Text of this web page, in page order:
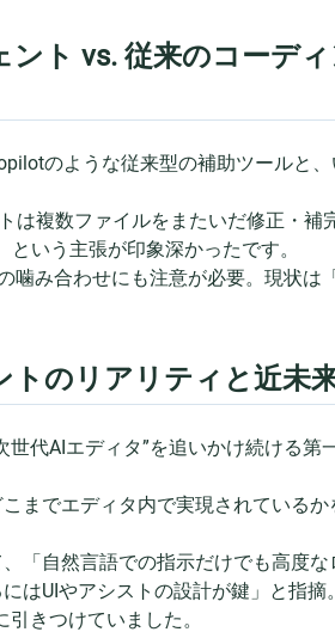
ト vs. 従来のコーデ
のような従来型の補助ツールと
は複数ファイルをまたいだ修正・補
いう主張が印象深かったです。
噛み合わせにも注意が必要。現状は
のリアリティと近未来
代AIエディタ”を追いかけ続ける第
までエディタ内で実現されているか
「自然言語での指示だけでも高度な
はUIやアシストの設計が鍵」と指摘
きつけていました。